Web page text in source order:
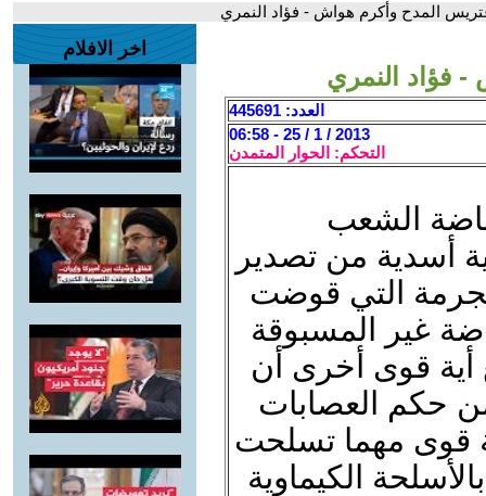
المدح وأكرم هواش - فؤاد النمري
فؤاد النمري
العدد: 445691
2013 / 1 / 25 - 06:58
التحكم: الحوار المتمدن
الشعب
أسدية من تصدير
التي قوضت
غير المسبوقة
أية قوى أخرى أن
حكم العصابات
قوى مهما تسلحت
الكيماوية
اخر الافلام